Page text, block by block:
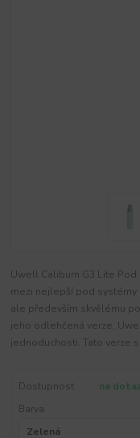
Uwell Caliburn G3 Lite
mezi nejlepší pod systémy
ale především skvělému
jeho odlehčená verze,
jednoduchosti. Tato verze
Dostupnost
na
Barva